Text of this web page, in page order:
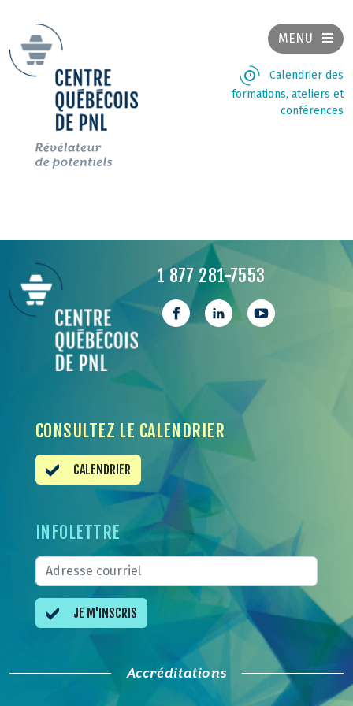
MENU
Calendrier des
formations, ateliers et
conférences
1 877 281-7553
CONSULTEZ LE CALENDRIER
CALENDRIER
INFOLETTRE
JE M'INSCRIS
Accréditations